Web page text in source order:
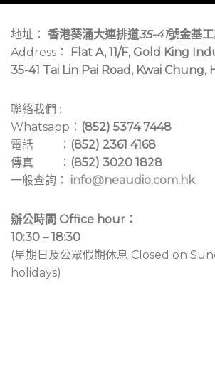
地址： 香港葵涌大連排道35-41號金基
Address：
Flat A, 11/F, Gold King
35-41 Tai Lin Pai Road, Kwai Chung,
聯絡我們 :
Whatsapp： (852) 5374 7448
電話 ： (852) 2361 4168
傳真 ： (852) 3020 1828
一般查詢： info@neaudio.com.hk
辦公時間 Office hour：
10:30 – 18:30
(星期日及公眾假期休息 Closed on
holidays)